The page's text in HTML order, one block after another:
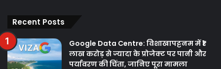
Recent Posts
Google Data Centre: विशाखापट्टनम में ₹1
लाख करोड़ से ज्यादा के प्रोजेक्ट पर पानी और
पर्यावरण की चिंता, जानिए पूरा मामला